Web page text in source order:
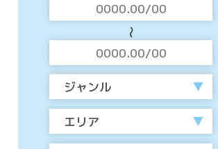
〜
ジャンル
エリア